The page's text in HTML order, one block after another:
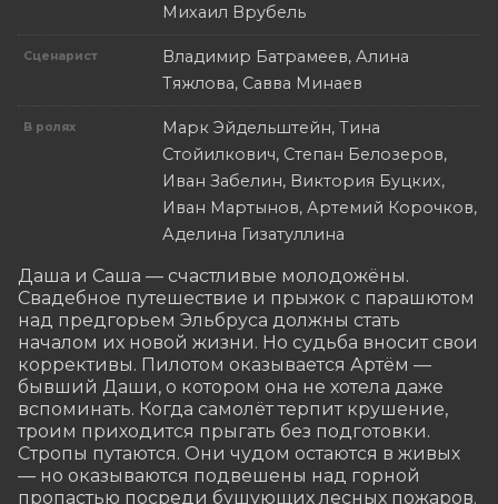
Михаил Врубель
Сценарист
Владимир Батрамеев, Алина
Тяжлова, Савва Минаев
В ролях
Марк Эйдельштейн, Тина
Стойилкович, Степан Белозеров,
Иван Забелин, Виктория Буцких,
Иван Мартынов, Артемий Корочков,
Аделина Гизатуллина
Даша и Саша — счастливые молодожёны.
Свадебное путешествие и прыжок с парашютом
над предгорьем Эльбруса должны стать
началом их новой жизни. Но судьба вносит свои
коррективы. Пилотом оказывается Артём —
бывший Даши, о котором она не хотела даже
вспоминать. Когда самолёт терпит крушение,
троим приходится прыгать без подготовки.
Стропы путаются. Они чудом остаются в живых
— но оказываются подвешены над горной
пропастью посреди бушующих лесных пожаров.